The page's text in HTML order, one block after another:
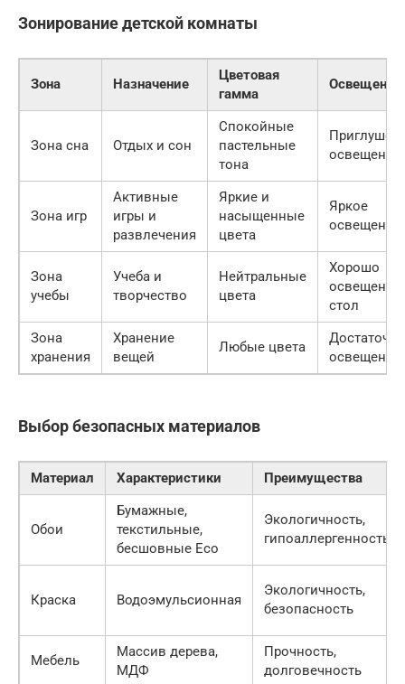
Зонирование детской комнаты
Зона Назначение
Цветовая
гамма
Освещение
Зона сна Отдых и сон
Спокойные
пастельные
тона
освещение
Зона игр
Активные
игры и
развлечения
Яркие и
насыщенные
цвета
Яркое
освещение
Зона
учебы
Учеба и
творчество
Нейтральные
цвета
Хорошо
стол
Зона
хранения
Хранение
вещей
Любые цвета
освещение
Выбор безопасных материалов
Материал Характеристики Преимущества
Обои
Бумажные,
текстильные,
бесшовные Eco
Экологичность,
гипоаллергенность
Краска Водоэмульсионная
Экологичность,
безопасность
Мебель
Массив дерева,
МДФ
Прочность,
долговечность